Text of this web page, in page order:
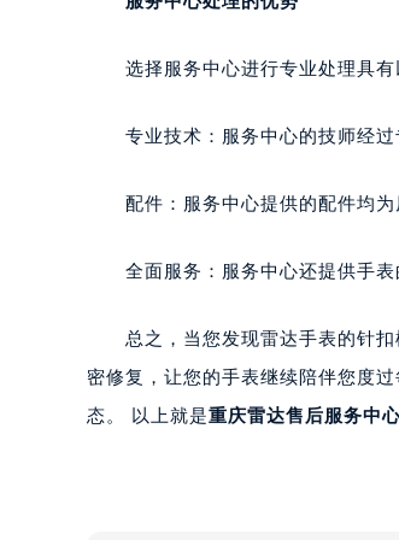
选择服务中心进行专业处理具有
专业技术：服务中心的技师经过
配件：服务中心提供的配件均为
全面服务：服务中心还提供手表
总之，当您发现雷达手表的针扣
密修复，让您的手表继续陪伴您度
态。 以上就是重庆雷达售后服务中